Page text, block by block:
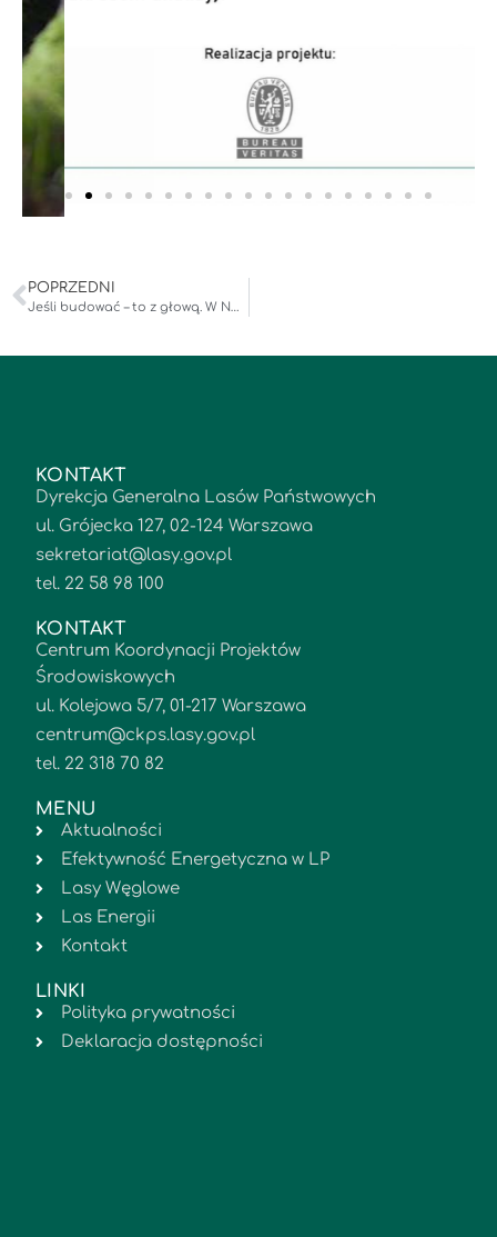
POPRZEDNI
Jeśli budować – to z głową. W Nadleśnictwie Potrzebowice powstała niskoemisyjna i energooszczędna siedziba
KONTAKT
Dyrekcja Generalna Lasów Państwowych
ul. Grójecka 127, 02-124 Warszawa
sekretariat@lasy.gov.pl
tel. 22 58 98 100
KONTAKT
Centrum Koordynacji Projektów
Środowiskowych
ul. Kolejowa 5/7, 01-217 Warszawa
centrum@ckps.lasy.gov.pl
tel. 22 318 70 82
MENU
Aktualności
Efektywność Energetyczna w LP
Lasy Węglowe
Las Energii
Kontakt
LINKI
Polityka prywatności
Deklaracja dostępności